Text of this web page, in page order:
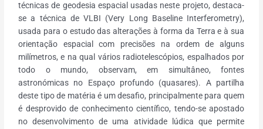
técnicas de geodesia espacial usadas neste projeto, destaca-
se a técnica de VLBI (Very Long Baseline Interferometry),
usada para o estudo das alterações à forma da Terra e à sua
orientação espacial com precisões na ordem de alguns
milímetros, e na qual vários radiotelescópios, espalhados por
todo o mundo, observam, em simultâneo, fontes
astronómicas no Espaço profundo (quasares). A partilha
deste tipo de matéria é um desafio, principalmente para quem
é desprovido de conhecimento científico, tendo-se apostado
no desenvolvimento de uma atividade lúdica que permite